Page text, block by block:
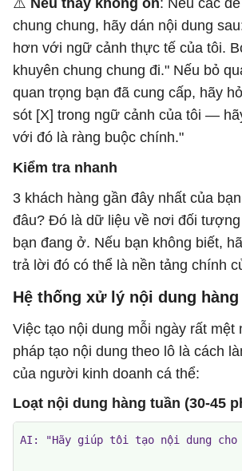
⚠️ Nếu thấy không ổn: Nếu các
chung chung, hãy dán nội dung
hơn với ngữ cảnh thực tế của tôi.
khuyên chung chung đi." Nếu bỏ
quan trọng bạn đã cung cấp, hãy
sót [X] trong ngữ cảnh của tôi —
với đó là ràng buộc chính."
Kiểm tra nhanh
3 khách hàng gần đây nhất của
đâu? Đó là dữ liệu về nơi đối
bạn đang ở. Nếu bạn không biết,
trả lời đó có thể là nền tảng chính
Hệ thống xử lý nội dung
Việc tạo nội dung mỗi ngày rất mệt
pháp tạo nội dung theo lô là cách
của người kinh doanh cá thể:
Loạt nội dung hàng tuần (30-45
AI: "Hãy giúp tôi tạo nội dung